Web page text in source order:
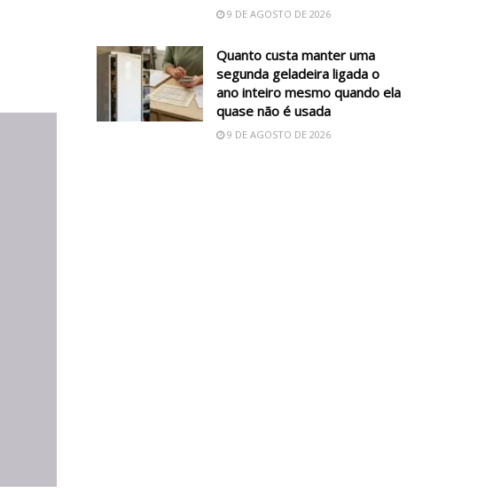
9 DE AGOSTO DE 2026
Quanto custa manter uma
segunda geladeira ligada o
ano inteiro mesmo quando ela
quase não é usada
9 DE AGOSTO DE 2026